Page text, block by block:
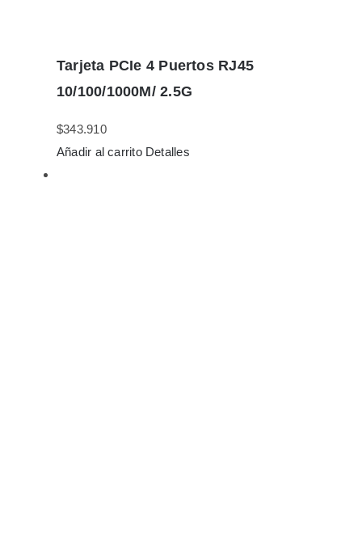
Tarjeta PCIe 4 Puertos RJ45
10/100/1000M/ 2.5G
$343.910
Añadir al carrito Detalles